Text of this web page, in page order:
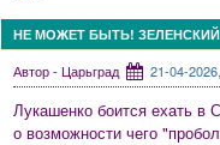
НЕ МОЖЕТ БЫТЬ!
Автор - Царьград 21-04-
Лукашенко боится ехать
о возможности чего